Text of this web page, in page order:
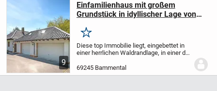
9
Einfamilienhaus mit großem
Grundstück in idyllischer Lage von
Merken
Diese top Immobilie liegt, eingebettet in
einer herrlichen Waldrandlage, in einer der
über 1.452 qm Grundstücksfläche.
angrenzend an Wiesen und Wald liegt...
69245 Bammental